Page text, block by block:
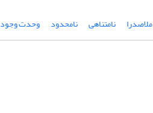
ملاصدرا نامتناهی نامحدود وحدت وجود